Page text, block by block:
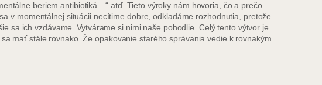
beriem antibiotiká…“ atď. Tieto výroky nám hovoria, čo a prečo
v momentálnej situácii necítime dobre, odkladáme rozhodnutia, pretože
sa ich vzdávame. Vytvárame si nimi naše pohodlie. Celý tento výtvor je
mať stále rovnako. Že opakovanie starého správania vedie k rovnakým